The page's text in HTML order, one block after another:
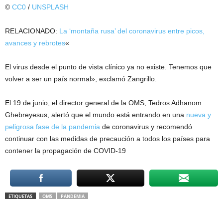
© CC0 / UNSPLASH
RELACIONADO: La ‘montaña rusa’ del coronavirus entre picos,
avances y rebrotes«
El virus desde el punto de vista clínico ya no existe. Tenemos que
volver a ser un país normal», exclamó Zangrillo.
El 19 de junio, el director general de la OMS, Tedros Adhanom
Ghebreyesus, alertó que el mundo está entrando en una nueva y
peligrosa fase de la pandemia de coronavirus y recomendó
continuar con las medidas de precaución a todos los países para
contener la propagación de COVID-19
ETIQUETAS OMS PANDEMIA